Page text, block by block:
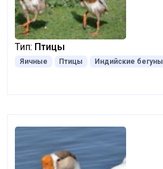
Тип: Птицы
Яичные Птицы Индийские бегуны